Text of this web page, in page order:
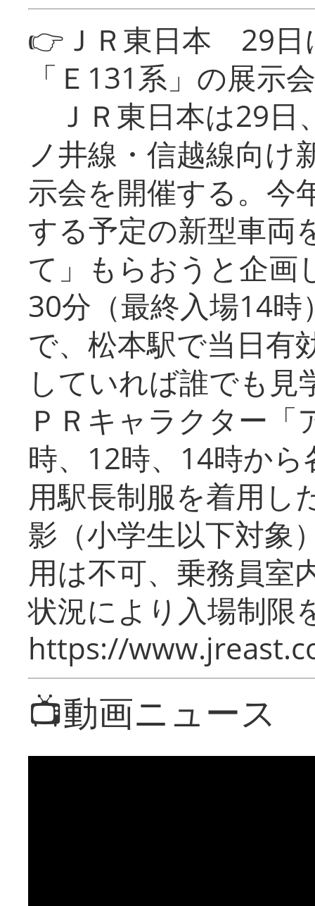
👉ＪＲ東日本 29日
「Ｅ131系」の展示会
ＪＲ東日本は29日
ノ井線・信越線向け
示会を開催する。今
する予定の新型車両
て」もらおうと企画
30分（最終入場14
で、松本駅で当日有
していれば誰でも
ＰＲキャラクター
時、12時、14時か
用駅長制服を着用し
影（小学生以下対象
用は不可、乗務員室
状況により入場制限
https://
📺動画ニュース